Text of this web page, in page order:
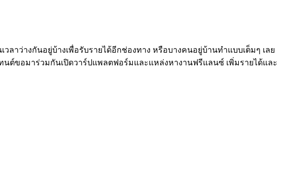
าว่างกันอยู่บ้างเพื่อรับรายได้อีกช่องทาง หรือบางคนอยู่บ้านทำแบบเต็มๆ เลย
ต์ขอมาร่วมกันเปิดวาร์ปแพลตฟอร์มและแหล่งหางานฟรีแลนซ์ เพิ่มรายได้และ